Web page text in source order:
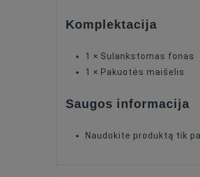
Komplektacija
1 × Sulankstomas fonas
1 × Pakuotės maišelis
Saugos informacija
Naudokite produktą tik